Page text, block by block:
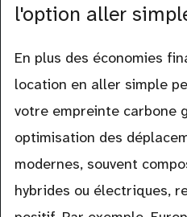
l'option aller
En plus des économies
location en aller simple
votre empreinte carbone
optimisation des
modernes, souvent
hybrides ou électriques,